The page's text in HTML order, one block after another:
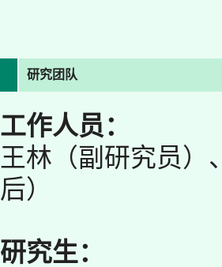
研究团队
工作人员：
王林（副研究员）
后）
研究生：